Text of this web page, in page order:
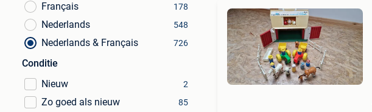
Français
178
Nederlands 548
Nederlands & Français 726
Conditie
Nieuw
2
Zo goed als nieuw 85